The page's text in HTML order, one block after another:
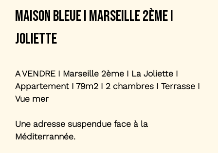
maison bleue i marseille 2ème i
joliette
A VENDRE I Marseille 2ème I La Joliette I
Appartement I 79m2 I 2 chambres I Terrasse I
Vue mer
Une adresse suspendue face à la
Méditerrannée.